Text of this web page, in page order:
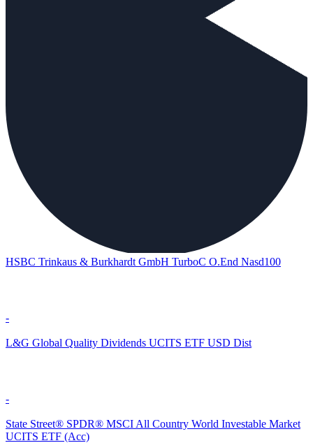
HSBC Trinkaus & Burkhardt GmbH TurboC O.End Nasd100
-
L&G Global Quality Dividends UCITS ETF USD Dist
-
State Street® SPDR® MSCI All Country World Investable Market
UCITS ETF (Acc)